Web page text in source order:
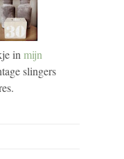
in mijn
slingers